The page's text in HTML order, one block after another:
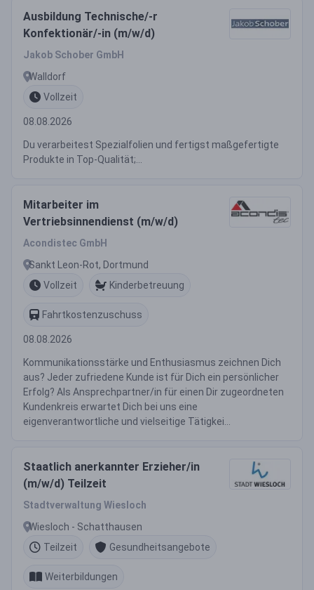
Ausbildung Technische/-r
Konfektionär/-in (m/w/d)
Jakob Schober GmbH
Walldorf
Vollzeit
08.08.2026
Du verarbeitest Spezialfolien und fertigst maßgefertigte
Produkte in Top-Qualität;...
Mitarbeiter im
Vertriebsinnendienst (m/w/d)
Acondistec GmbH
Sankt Leon-Rot, Dortmund
Vollzeit
Kinderbetreuung
Fahrtkostenzuschuss
08.08.2026
Kommunikationsstärke und Enthusiasmus zeichnen Dich
aus? Jeder zufriedene Kunde ist für Dich ein persönlicher
Erfolg? Als Ansprechpartner/in für einen Dir zugeordneten
Kundenkreis erwartet Dich bei uns eine
eigenverantwortliche und vielseitige Tätigkei...
Staatlich anerkannter Erzieher/in
(m/w/d) Teilzeit
Stadtverwaltung Wiesloch
Wiesloch - Schatthausen
Teilzeit
Gesundheitsangebote
Weiterbildungen